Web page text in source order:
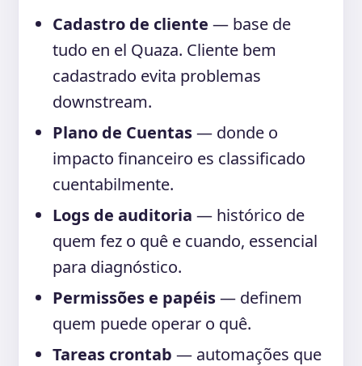
Cadastro de cliente — base de
tudo en el Quaza. Cliente bem
cadastrado evita problemas
downstream.
Plano de Cuentas— donde o
impacto financeiro es classificado
cuentabilmente.
Logs de auditoria — histórico de
quem fez o quê e cuando, essencial
para diagnóstico.
Permissões e papéis— definem
quem puede operar o quê.
Tareas crontab — automações que